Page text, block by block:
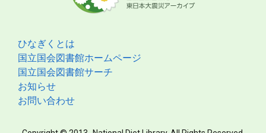
ひなぎくとは
国立国会図書館ホームページ
国立国会図書館サーチ
お知らせ
お問い合わせ